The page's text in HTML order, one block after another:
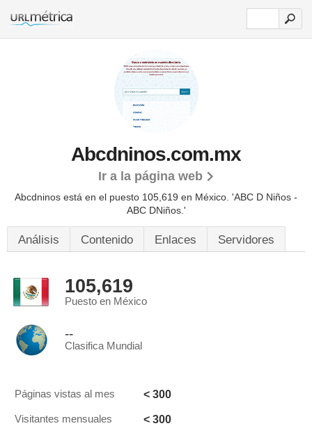
Abcdninos.com.mx
Ir a la página web
Abcdninos está en el puesto 105,619 en México. 'ABC D Niños -
ABC DNiños.'
Análisis Contenido Enlaces Servidores
105,619
Puesto en México
--
Clasifica Mundial
Páginas vistas al mes < 300
Visitantes mensuales < 300